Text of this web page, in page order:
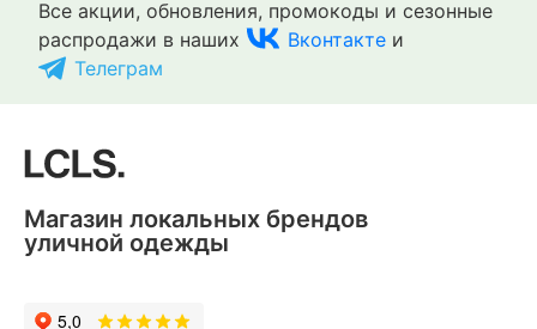
Все акции, обновления, промокоды и сезонные
распродажи в наших
Вконтакте и
Телеграм
Магазин локальных брендов
уличной одежды